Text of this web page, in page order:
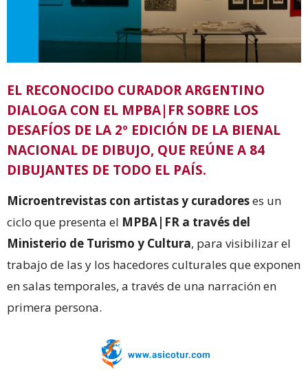
EL RECONOCIDO CURADOR ARGENTINO
DIALOGA CON EL MPBA|FR SOBRE LOS
DESAFÍOS DE LA 2º EDICIÓN DE LA BIENAL
NACIONAL DE DIBUJO, QUE REÚNE A 84
DIBUJANTES DE TODO EL PAÍS.
Microentrevistas con artistas y curadoreses un
ciclo que presenta el MPBA|FR a través del
Ministerio de Turismo y Cultura, para visibilizar el
trabajo de las y los hacedores culturales que exponen
en salas temporales, a través de una narración en
primera persona.